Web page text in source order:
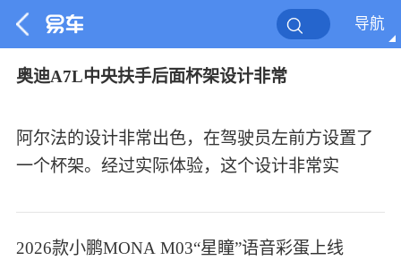
导航
奥迪A7L中央扶手后面杯架设计非常
阿尔法的设计非常出色，在驾驶员左前方设置了
一个杯架。经过实际体验，这个设计非常实
2026款小鹏MONA M03“星瞳”语音彩蛋上线